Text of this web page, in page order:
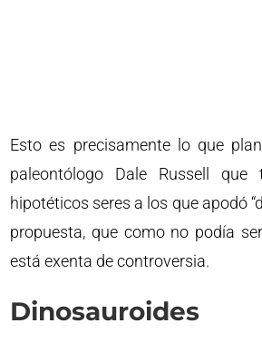
Esto es precisamente lo que
paleontólogo Dale Russell
hipotéticos seres a los que apodó
propuesta, que como no podía
está exenta de controversia.
Dinosauroides